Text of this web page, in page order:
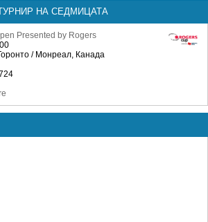
НА СЕДМИЦАТА
Presented by Rogers
/ Монреал, Канада